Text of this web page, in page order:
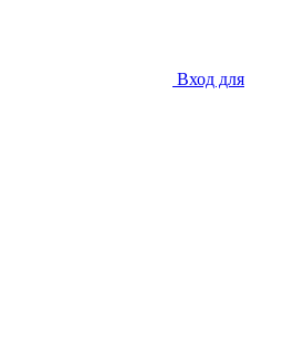
Вход для